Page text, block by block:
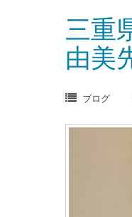
三重
由美
ブログ